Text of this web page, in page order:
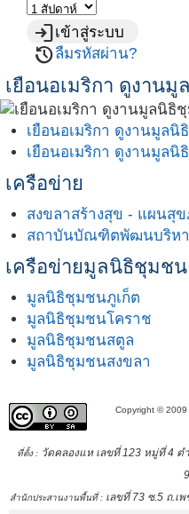
loginเข้าสู่ระบบ
restoreลืมรหัสผ่าน?
เยือนอเมริกา ดูงาน
เยือนอเมริกา ดูงานมูล
เยือนอเมริกา ดูงานมูล
เครือข่าย
สงขลาสร้างสุข - แผนสุ
สถาบันบัณฑิตพัฒนบริหา
เครือข่ายมูลนิธิชุมชน
มูลนิธิชุมชนภูเก็ต
มูลนิธิชุมชนโคราช
มูลนิธิชุมชนสตูล
มูลนิธิชุมชนสงขลา
Copyright © 2009
ที่ตั้ง : วัดคลองแห เลขที่ 123 หมู่ที่ 4
สำนักประสานงานพื้นที่ : เลขที่ 73 ซ.5 ถ.เ